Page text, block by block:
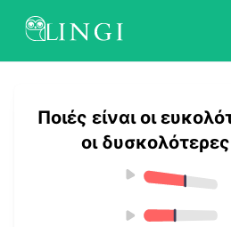
Ποιές είναι οι
οι